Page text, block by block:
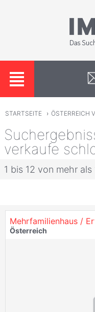
STARTSEITE › ÖSTERREICH
verkaufe
1 bis 12 von mehr als
Mehrfamilienhaus /
Österreich